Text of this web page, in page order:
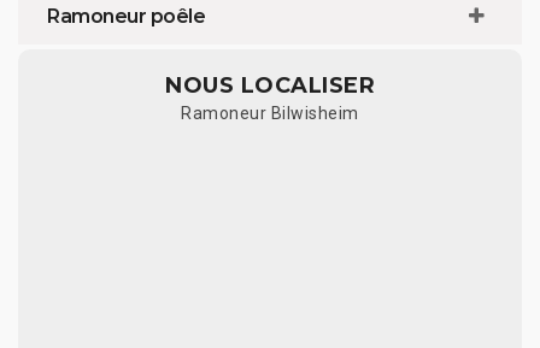
Ramoneur poêle
NOUS LOCALISER
Ramoneur Bilwisheim